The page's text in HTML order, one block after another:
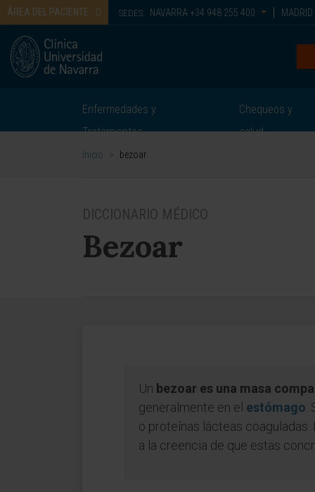
ÁREA DEL PACIENTE SEDES: NAVARRA +34 948 255 400 MADRID
Enfermedades y
Tratamientos
Chequeos y
salud
Inicio > bezoar
DICCIONARIO MÉDICO
Bezoar
Un bezoar es una masa
generalmente en el estómago
o proteínas lácteas
a la creencia de que estas